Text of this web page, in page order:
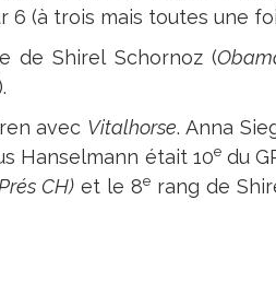
6 (à trois mais toutes une
de Shirel Schornoz (
avec Vitalhorse. Anna
Hanselmann était 10edu
CH)et le 8erang de